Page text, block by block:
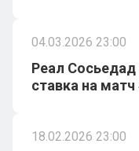
04.03.2026 23:00
Реал Сосьедад
ставка на
18.02.2026 23:00